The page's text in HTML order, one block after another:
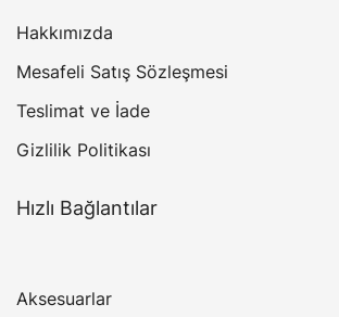
Hakkımızda
Mesafeli Satış Sözleşmesi
Teslimat ve İade
Gizlilik Politikası
Hızlı Bağlantılar
Aksesuarlar